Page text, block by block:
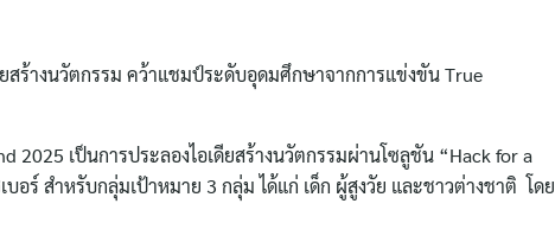
สร้างนวัตกรรม คว้าแชมป์ระดับอุดมศึกษาจากการแข่งขัน True
2025 เป็นการประลองไอเดียสร้างนวัตกรรมผ่านโซลูชัน “Hack for a
อร์ สำหรับกลุ่มเป้าหมาย 3 กลุ่ม ได้แก่ เด็ก ผู้สูงวัย และชาวต่างชาติ โดย